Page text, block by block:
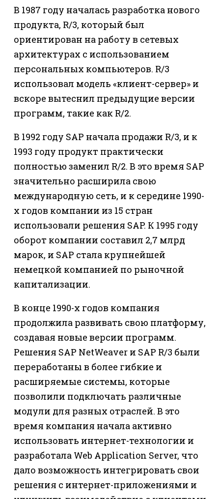
В 1987 году началась разработка нового
продукта, R/3, который был
ориентирован на работу в сетевых
архитектурах с использованием
персональных компьютеров. R/3
использовал модель «клиент-сервер» и
вскоре вытеснил предыдущие версии
программ, такие как R/2.
В 1992 году SAP начала продажи R/3, и к
1993 году продукт практически
полностью заменил R/2. В это время SAP
значительно расширила свою
международную сеть, и к середине 1990-
х годов компании из 15 стран
использовали решения SAP. К 1995 году
оборот компании составил 2,7 млрд
марок, и SAP стала крупнейшей
немецкой компанией по рыночной
капитализации.
В конце 1990-х годов компания
продолжила развивать свою платформу,
создавая новые версии программ.
Решения SAP NetWeaver и SAP R/3 были
переработаны в более гибкие и
расширяемые системы, которые
позволили подключать различные
модули для разных отраслей. В это
время компания начала активно
использовать интернет-технологии и
разработала Web Application Server, что
дало возможность интегрировать свои
решения с интернет-приложениями и